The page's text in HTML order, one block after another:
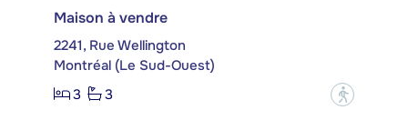
Maison à vendre
2241, Rue Wellington
Montréal (Le Sud-Ouest)
3
3 ?